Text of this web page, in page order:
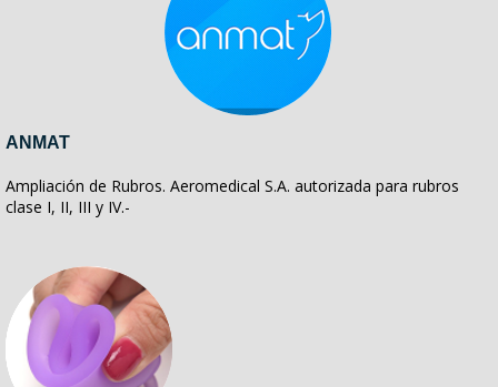
ANMAT
Ampliación de Rubros. Aeromedical S.A. autorizada para rubros
clase I, II, III y IV.-